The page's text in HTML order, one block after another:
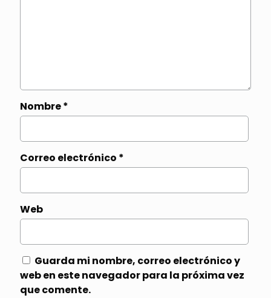
Nombre*
Correo electrónico *
Web
Guarda mi nombre, correo electrónico y
web en este navegador para la próxima vez
que comente.